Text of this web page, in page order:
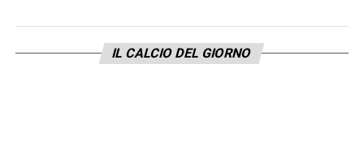
questa top, poiché ha ricavato 364 milioni di
euro vendendo 28 calciatori negli ultimi 10
IL CALCIO DEL GIORNO